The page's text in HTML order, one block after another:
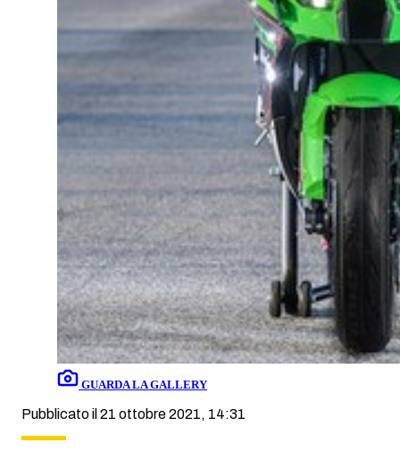
GUARDA LA GALLERY
Pubblicato il 21 ottobre 2021, 14:31